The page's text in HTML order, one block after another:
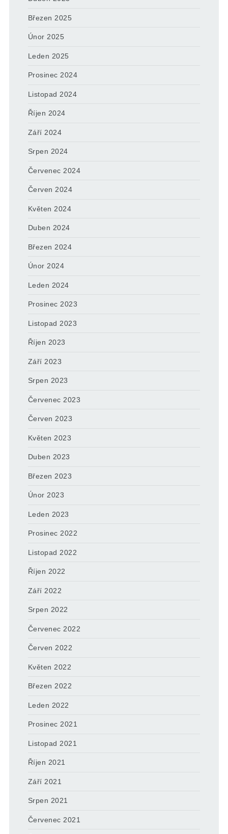
Březen 2025
Únor 2025
Leden 2025
Prosinec 2024
Listopad 2024
Říjen 2024
Září 2024
Srpen 2024
Červenec 2024
Červen 2024
Květen 2024
Duben 2024
Březen 2024
Únor 2024
Leden 2024
Prosinec 2023
Listopad 2023
Říjen 2023
Září 2023
Srpen 2023
Červenec 2023
Červen 2023
Květen 2023
Duben 2023
Březen 2023
Únor 2023
Leden 2023
Prosinec 2022
Listopad 2022
Říjen 2022
Září 2022
Srpen 2022
Červenec 2022
Červen 2022
Květen 2022
Březen 2022
Leden 2022
Prosinec 2021
Listopad 2021
Říjen 2021
Září 2021
Srpen 2021
Červenec 2021